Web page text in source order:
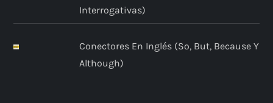
Interrogativas)
Conectores En Inglés (so, But, Because Y
Although)